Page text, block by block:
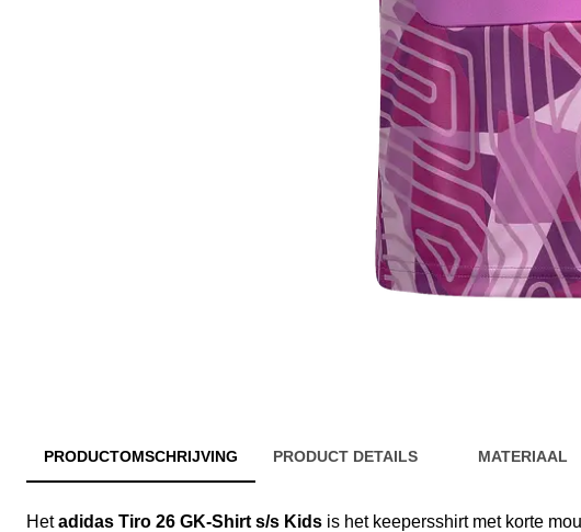
PRODUCTOMSCHRIJVING PRODUCT DETAILS MATERIAAL
Hetadidas Tiro 26 GK-Shirt s/s Kids is het keepersshirt met korte